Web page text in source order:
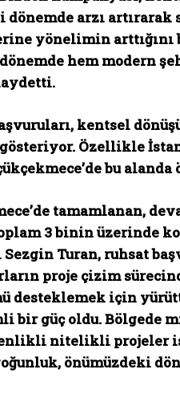
dönemde arzı
yönelimin
hem modern
kentsel
Özellikle
bu
tamamlanan,
3 binin üzerinde
Sezgin Turan, ruhsat
proje çizim
desteklemek için
bir güç oldu. Bölgede
nitelikli projeler
önümüzdeki